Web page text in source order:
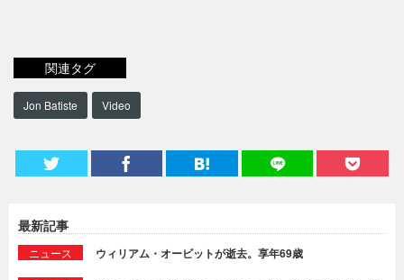
関連タグ
Jon Batiste Video
最新記事
ニュース ウィリアム・オービットが逝去。享年69歳